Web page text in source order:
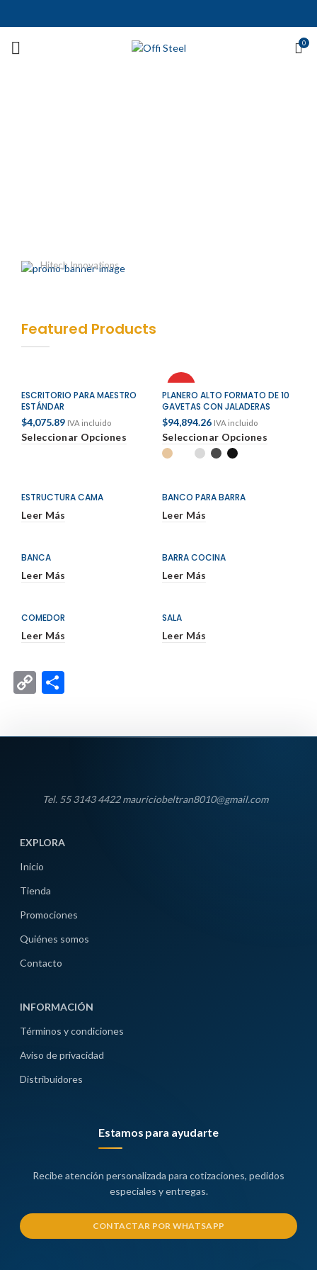
0
Hitech Innovations
Featured Products
ESCRITORIO PARA MAESTRO
ESTÁNDAR
$4,075.89 IVA incluido
Seleccionar Opciones
PLANERO ALTO FORMATO DE 10
GAVETAS CON JALADERAS
$94,894.26 IVA incluido
Seleccionar Opciones
ESTRUCTURA CAMA
Leer Más
BANCO PARA BARRA
Leer Más
BANCA
Leer Más
BARRA COCINA
Leer Más
COMEDOR
Leer Más
SALA
Leer Más
Copy
Tel. 55 3143 4422 mauriciobeltran8010@gmail.com
EXPLORA
Inicio
Tienda
Promociones
Quiénes somos
Contacto
INFORMACIÓN
Términos y condiciones
Aviso de privacidad
Distribuidores
Estamos para ayudarte
Recibe atención personalizada para cotizaciones, pedidos
especiales y entregas.
CONTACTAR POR WHATSAPP